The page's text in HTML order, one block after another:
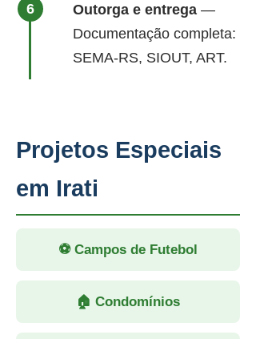
Outorga e entrega —
Documentação completa:
SEMA-RS, SIOUT, ART.
Projetos Especiais
em Irati
⚽ Campos de Futebol
🏠 Condomínios